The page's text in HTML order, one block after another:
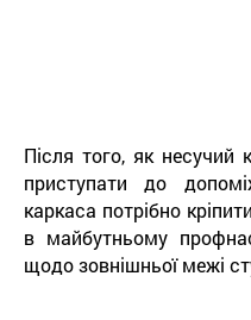
Після того, як несучий
приступати до
каркаса потрібно
в майбутньому
щодо зовнішньої межі